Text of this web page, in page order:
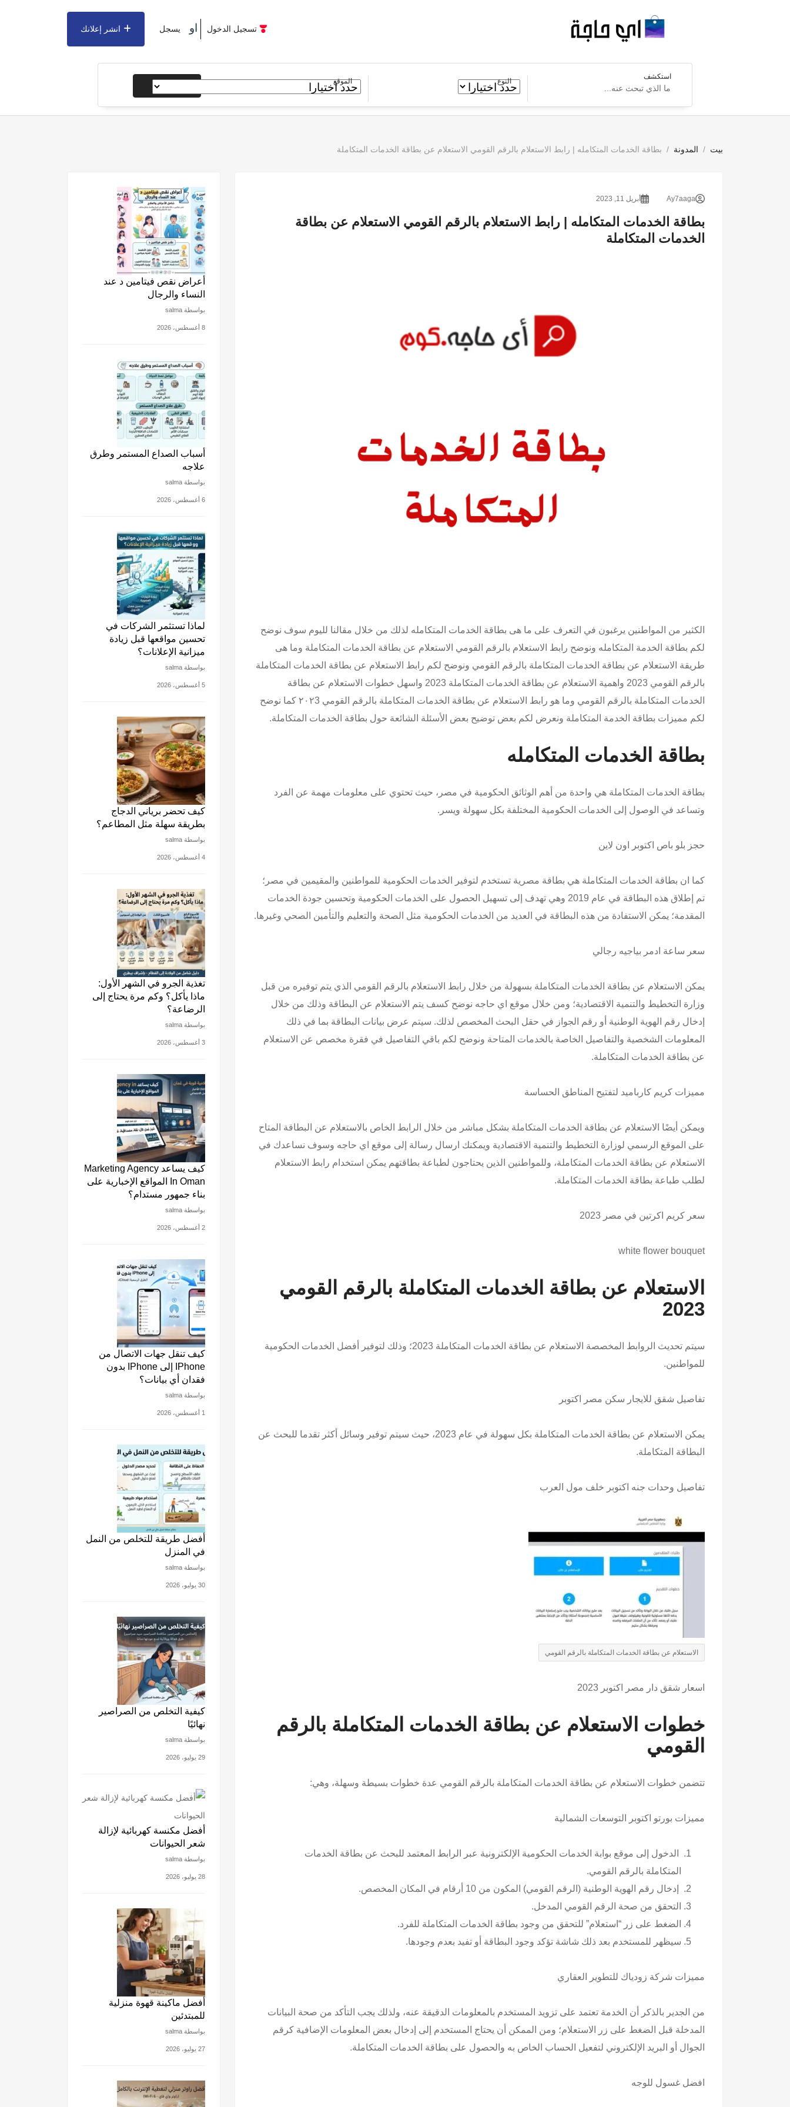
استكشف
النوع الموقع
يبحث
تسجيل الدخول او يسجل انشر إعلانك
بيت المدونة بطاقة الخدمات المتكامله | رابط الاستعلام بالرقم القومي الاستعلام عن بطاقة الخدمات المتكاملة
Ay7aaga أبريل 11, 2023
بطاقة الخدمات المتكامله | رابط الاستعلام بالرقم القومي الاستعلام عن بطاقة
الخدمات المتكاملة
الكثير من المواطنين يرغبون في التعرف على ما هى بطاقة الخدمات المتكامله لذلك من خلال مقالنا لليوم سوف نوضح
لكم بطاقة الخدمة المتكامله ونوضح رابط الاستعلام بالرقم القومي الاستعلام عن بطاقة الخدمات المتكاملة وما هى
طريقة الاستعلام عن بطاقة الخدمات المتكاملة بالرقم القومي ونوضح لكم رابط الاستعلام عن بطاقة الخدمات المتكاملة
بالرقم القومي 2023 واهمية الاستعلام عن بطاقة الخدمات المتكاملة 2023 واسهل خطوات الاستعلام عن بطاقة
الخدمات المتكاملة بالرقم القومي وما هو رابط الاستعلام عن بطاقة الخدمات المتكاملة بالرقم القومي ٢٠٢3 كما نوضح
لكم مميزات بطاقة الخدمة المتكاملة ونعرض لكم بعض توضيح بعض الأسئلة الشائعة حول بطاقة الخدمات المتكاملة.
بطاقة الخدمات المتكامله
بطاقة الخدمات المتكاملة هي واحدة من أهم الوثائق الحكومية في مصر، حيث تحتوي على معلومات مهمة عن الفرد
وتساعد في الوصول إلى الخدمات الحكومية المختلفة بكل سهولة ويسر.
حجز بلو باص اكتوبر اون لاين
كما ان بطاقة الخدمات المتكاملة هي بطاقة مصرية تستخدم لتوفير الخدمات الحكومية للمواطنين والمقيمين في مصر؛
تم إطلاق هذه البطاقة في عام 2019 وهي تهدف إلى تسهيل الحصول على الخدمات الحكومية وتحسين جودة الخدمات
المقدمة؛ يمكن الاستفادة من هذه البطاقة في العديد من الخدمات الحكومية مثل الصحة والتعليم والتأمين الصحي وغيرها.
سعر ساعة ادمر بياجيه رجالي
يمكن الاستعلام عن بطاقة الخدمات المتكاملة بسهولة من خلال رابط الاستعلام بالرقم القومي الذي يتم توفيره من قبل
وزارة التخطيط والتنمية الاقتصادية؛ ومن خلال موقع اي حاجه نوضح كسف يتم الاستعلام عن البطاقة وذلك من خلال
إدخال رقم الهوية الوطنية أو رقم الجواز في حقل البحث المخصص لذلك. سيتم عرض بيانات البطاقة بما في ذلك
المعلومات الشخصية والتفاصيل الخاصة بالخدمات المتاحة ونوضح لكم باقي التفاصيل في فقرة مخصص عن الاستعلام
عن بطاقة الخدمات المتكاملة.
مميزات كريم كارباميد لتفتيح المناطق الحساسة
ويمكن أيضًا الاستعلام عن بطاقة الخدمات المتكاملة بشكل مباشر من خلال الرابط الخاص بالاستعلام عن البطاقة المتاح
على الموقع الرسمي لوزارة التخطيط والتنمية الاقتصادية ويمكنك ارسال رسالة إلى موقع اي حاجه وسوف نساعدك في
الاستعلام عن بطاقة الخدمات المتكاملة، وللمواطنين الذين يحتاجون لطباعة بطاقتهم يمكن استخدام رابط الاستعلام
لطلب طباعة بطاقة الخدمات المتكاملة.
سعر كريم اكرتين في مصر
white flower bouquet
الاستعلام عن بطاقة الخدمات المتكاملة بالرقم القومي
2023
سيتم تحديث الروابط المخصصة الاستعلام عن بطاقة الخدمات المتكاملة 2023؛ وذلك لتوفير أفضل الخدمات الحكومية
للمواطنين.
تفاصيل شقق للايجار سكن مصر اكتوبر
يمكن الاستعلام عن بطاقة الخدمات المتكاملة بكل سهولة في عام 2023، حيث سيتم توفير وسائل أكثر تقدما للبحث عن
البطاقة المتكاملة.
تفاصيل وحدات جنه اكتوبر خلف مول العرب
الاستعلام عن بطاقة الخدمات المتكاملة بالرقم القومي
اسعار شقق دار مصر اكتوبر
خطوات الاستعلام عن بطاقة الخدمات المتكاملة بالرقم
القومي
تتضمن خطوات الاستعلام عن بطاقة الخدمات المتكاملة بالرقم القومي عدة خطوات بسيطة وسهلة، وهي:
مميزات بورتو اكتوبر التوسعات الشمالية
الدخول إلى موقع بوابة الخدمات الحكومية الإلكترونية عبر الرابط المعتمد للبحث عن بطاقة الخدمات
المتكاملة بالرقم القومي.
إدخال رقم الهوية الوطنية (الرقم القومي) المكون من 10 أرقام في المكان المخصص.
التحقق من صحة الرقم القومي المدخل.
الضغط على زر “استعلام” للتحقق من وجود بطاقة الخدمات المتكاملة للفرد.
سيظهر للمستخدم بعد ذلك شاشة تؤكد وجود البطاقة أو تفيد بعدم وجودها.
مميزات شركة زودياك للتطوير العقاري
من الجدير بالذكر أن الخدمة تعتمد على تزويد المستخدم بالمعلومات الدقيقة عنه، ولذلك يجب التأكد من صحة البيانات
المدخلة قبل الضغط على زر الاستعلام؛ ومن الممكن أن يحتاج المستخدم إلى إدخال بعض المعلومات الإضافية كرقم
الجوال أو البريد الإلكتروني لتفعيل الحساب الخاص به والحصول على بطاقة الخدمات المتكاملة.
افضل غسول للوجه
أعراض نقص فيتامين د عند
النساء والرجال
بواسطة salma
8 أغسطس، 2026
أسباب الصداع المستمر وطرق
علاجه
بواسطة salma
6 أغسطس، 2026
لماذا تستثمر الشركات في
تحسين مواقعها قبل زيادة
ميزانية الإعلانات؟
بواسطة salma
5 أغسطس، 2026
كيف تحضر برياني الدجاج
بطريقة سهلة مثل المطاعم؟
بواسطة salma
4 أغسطس، 2026
تغذية الجرو في الشهر الأول:
ماذا يأكل؟ وكم مرة يحتاج إلى
الرضاعة؟
بواسطة salma
3 أغسطس، 2026
كيف يساعد Marketing Agency
In Oman المواقع الإخبارية على
بناء جمهور مستدام؟
بواسطة salma
2 أغسطس، 2026
كيف تنقل جهات الاتصال من
IPhone إلى IPhone بدون
فقدان أي بيانات؟
بواسطة salma
1 أغسطس، 2026
أفضل طريقة للتخلص من النمل
في المنزل
بواسطة salma
30 يوليو، 2026
كيفية التخلص من الصراصير
نهائيًا
بواسطة salma
29 يوليو، 2026
أفضل مكنسة كهربائية لإزالة
شعر الحيوانات
بواسطة salma
28 يوليو، 2026
أفضل ماكينة قهوة منزلية
للمبتدئين
بواسطة salma
27 يوليو، 2026